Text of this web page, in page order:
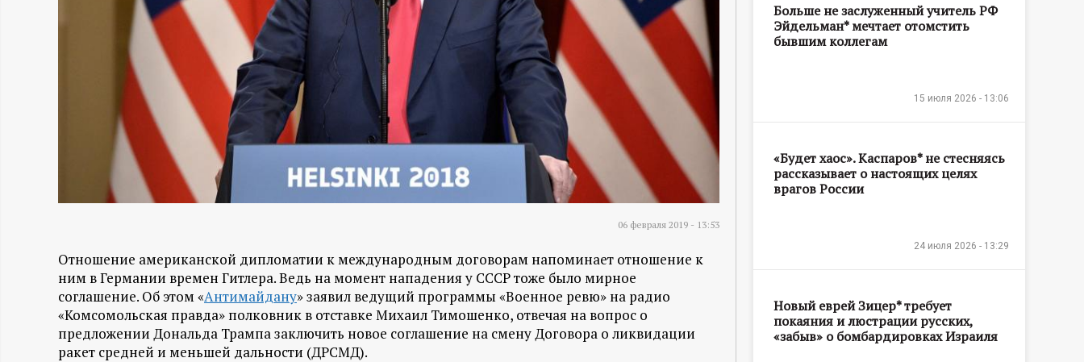
м
а
ц
06 февраля 2019 - 13:53
Отношение американской дипломатии к международным договорам напоминает отношение к
ним в Германии времен Гитлера. Ведь на момент нападения у СССР тоже было мирное
соглашение. Об этом «Антимайдану» заявил ведущий программы «Военное ревю» на радио
«Комсомольская правда» полковник в отставке Михаил Тимошенко, отвечая на вопрос о
предложении Дональда Трампа заключить новое соглашение на смену Договора о ликвидации
ракет средней и меньшей дальности (ДРСМД).
Больше не заслуженный учитель РФ
Эйдельман* мечтает отомстить
бывшим коллегам
15 июля 2026 - 13:06
«Будет хаос». Каспаров* не стесняясь
рассказывает о настоящих целях
врагов России
24 июля 2026 - 13:29
Новый еврей Зицер* требует
покаяния и люстрации русских,
«забыв» о бомбардировках Израиля